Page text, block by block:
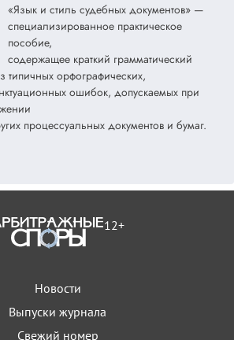
«Язык и стиль судебных документов» —
специализированное практическое
пособие,
содержащее краткий грамматический
типичных орфографических,
ошибок, допускаемых при
процессуальных документов и бумаг.
12+
Новости
Выпуски журнала
Свежий номер